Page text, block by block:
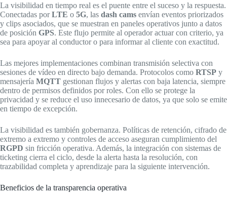
La visibilidad en tiempo real es el puente entre el suceso y la respuesta.
Conectadas porLTE o 5G, las dash cams envían eventos priorizados
y clips asociados, que se muestran en paneles operativos junto a datos
de posición GPS. Este flujo permite al operador actuar con criterio, ya
sea para apoyar al conductor o para informar al cliente con exactitud.
Las mejores implementaciones combinan transmisión selectiva con
sesiones de vídeo en directo bajo demanda. Protocolos como RTSP y
mensajería MQTT gestionan flujos y alertas con baja latencia, siempre
dentro de permisos definidos por roles. Con ello se protege la
privacidad y se reduce el uso innecesario de datos, ya que solo se emite
en tiempo de excepción.
La visibilidad es también gobernanza. Políticas de retención, cifrado de
extremo a extremo y controles de acceso aseguran cumplimiento del
RGPD sin fricción operativa. Además, la integración con sistemas de
ticketing cierra el ciclo, desde la alerta hasta la resolución, con
trazabilidad completa y aprendizaje para la siguiente intervención.
Beneficios de la transparencia operativa